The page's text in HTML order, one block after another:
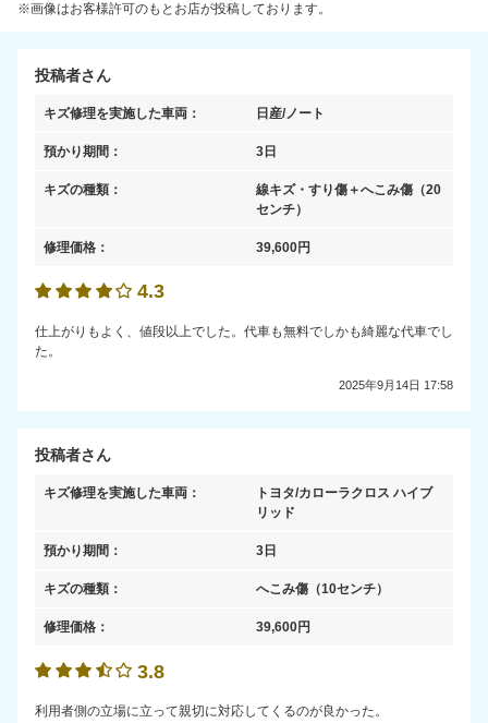
※画像はお客様許可のもとお店が投稿しております。
投稿者さん
キズ修理を実施した車両： 日産/ノート
預かり期間： 3日
キズの種類： 線キズ・すり傷＋へこみ傷 （20
センチ）
修理価格： 39,600円
4.3
仕上がりもよく、値段以上でした。代車も無料でしかも綺麗な代車でし
た。
2025年9月14日 17:58
投稿者さん
キズ修理を実施した車両：
トヨタ/カローラクロス ハイブ
リッド
預かり期間： 3日
キズの種類： へこみ傷 （10センチ）
修理価格： 39,600円
3.8
利用者側の立場に立って親切に対応してくるのが良かった。